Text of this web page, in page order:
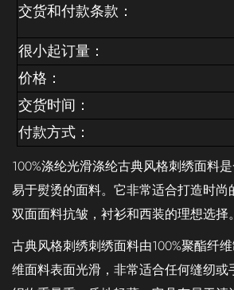
交货和付款条款：
很小起订量：
价格：
交货时间：
付款方式：
100%涤纶光滑涤纶古典风格刺绣面料
易于熨烫的面料。它非常适合打造时尚
双面面料抗皱，衬衫和西装的理想选择。
古典风格刺绣刺绣面料由100%聚酯纤
维面料表面光滑，非常适合任何缝纫或